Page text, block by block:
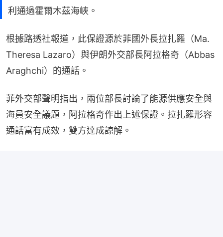
利通過霍爾木茲海峽。
根據路透社報道，此保證源於菲國外長拉扎羅（Ma.
Theresa Lazaro）與伊朗外交部長阿拉格奇（Abbas
Araghchi）的通話。
菲外交部聲明指出，兩位部長討論了能源供應安全與
海員安全議題，阿拉格奇作出上述保證。拉扎羅形容
通話富有成效，雙方達成諒解。